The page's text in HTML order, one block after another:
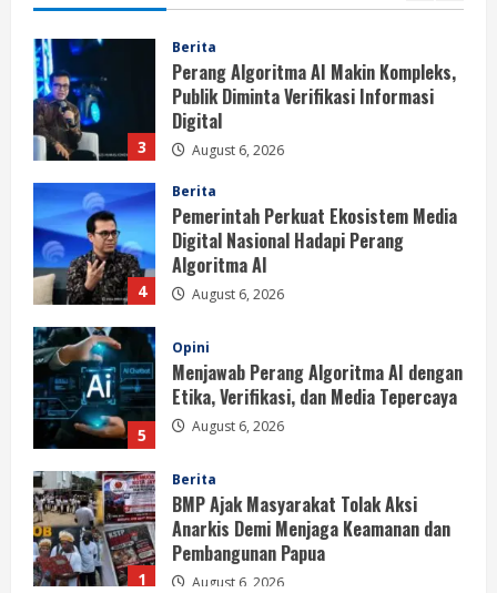
3
Berita
Perang Algoritma AI Makin Kompleks,
Publik Diminta Verifikasi Informasi
Digital
August 6, 2026
4
Berita
Pemerintah Perkuat Ekosistem Media
Digital Nasional Hadapi Perang
Algoritma AI
August 6, 2026
5
Opini
Menjawab Perang Algoritma AI dengan
Etika, Verifikasi, dan Media Tepercaya
August 6, 2026
1
Berita
BMP Ajak Masyarakat Tolak Aksi
Anarkis Demi Menjaga Keamanan dan
Pembangunan Papua
August 6, 2026